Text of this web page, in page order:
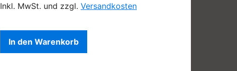
Inkl. MwSt. und zzgl. Versandkosten
In den Warenkorb